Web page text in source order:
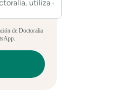
de Doctoralia